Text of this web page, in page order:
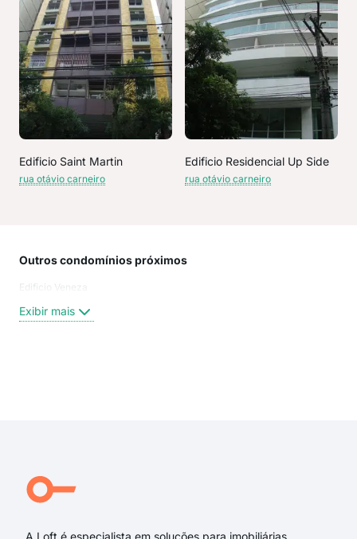
Edificio Saint Martin
rua otávio carneiro
Edificio Residencial Up Side
rua otávio carneiro
Outros condomínios próximos
Edificio Veneza
Exibir mais
A Loft é especialista em soluções para imobiliárias,